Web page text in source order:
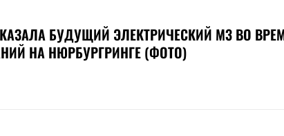
БУДУЩИЙ ЭЛЕКТРИЧЕСКИЙ M3 ВО
НА НЮРБУРГРИНГЕ (ФОТО)